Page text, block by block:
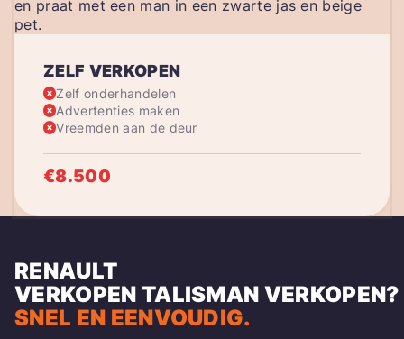
ZELF VERKOPEN
Zelf onderhandelen
Advertenties maken
Vreemden aan de deur
€8.500
RENAULT
VERKOPEN TALISMAN VERKOPEN?
SNEL EN EENVOUDIG.